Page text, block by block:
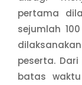
pertama
sejumlah
peserta.
batas